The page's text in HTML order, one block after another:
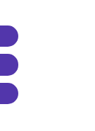
et
des